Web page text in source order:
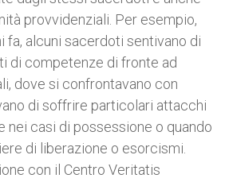
provvidenziali. Per esempio,
fa, alcuni sacerdoti sentivano di
di competenze di fronte ad
dove si confrontavano con
di soffrire particolari attacchi
nei casi di possessione o quando
di liberazione o esorcismi.
con il Centro Veritatis